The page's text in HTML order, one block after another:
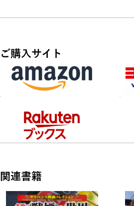
6 テンプルちゃんの上海脱出(87分
7 テンプルちゃんお芽出度う(75
8 憧れの恋人(88分 モノクロ
10 緑色の髪の少年(81分 カラー
JAN：4959321955420
ご購入サイト
関連書籍